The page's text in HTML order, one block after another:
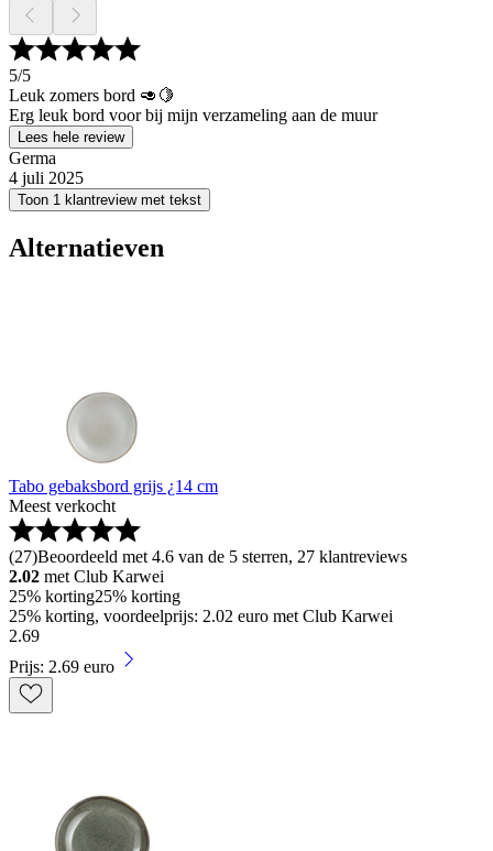
5/5
Leuk zomers bord 🥑🍋
Erg leuk bord voor bij mijn verzameling aan de muur
Lees hele review
Germa
4 juli 2025
Toon 1 klantreview met tekst
Alternatieven
Tabo gebaksbord grijs ¿14 cm
Meest verkocht
(27)Beoordeeld met 4.6 van de 5 sterren, 27 klantreviews
2.02 met Club Karwei
25% korting25% korting
25% korting, voordeelprijs: 2.02 euro met Club Karwei
2.69
Prijs: 2.69 euro